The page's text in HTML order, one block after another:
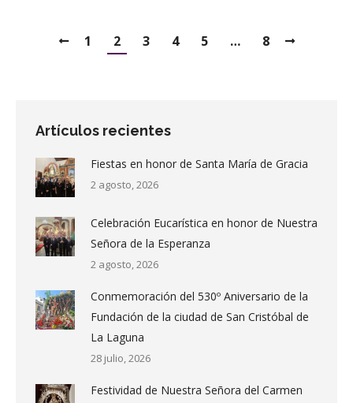
1 2 3 4 5 … 8
Artículos recientes
Fiestas en honor de Santa María de Gracia
2 agosto, 2026
Celebración Eucarística en honor de Nuestra
Señora de la Esperanza
2 agosto, 2026
Conmemoración del 530º Aniversario de la
Fundación de la ciudad de San Cristóbal de
La Laguna
28 julio, 2026
Festividad de Nuestra Señora del Carmen